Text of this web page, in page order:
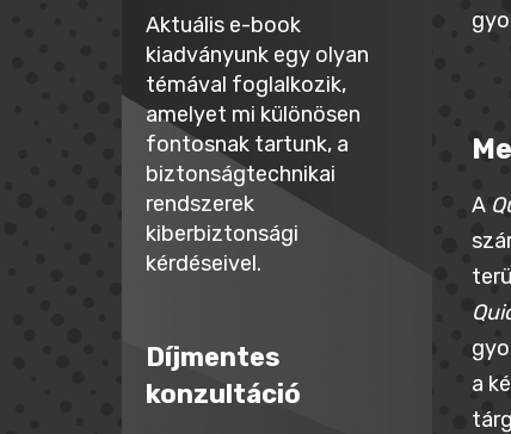
Aktuális e-book
kiadványunk egy olyan
témával foglalkozik,
amelyet mi különösen
fontosnak tartunk, a
biztonságtechnikai
rendszerek
kiberbiztonsági
kérdéseivel.
Díjmentes
konzultáció
A
a